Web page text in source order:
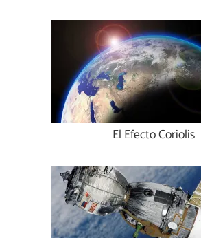
El Efecto Coriolis